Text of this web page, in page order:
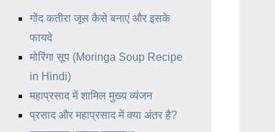
गोंद कतीरा जूस कैसे बनाएं और इसके
फायदे
मोरिंगा सूप (Moringa Soup Recipe
in Hindi)
महाप्रसाद में शामिल मुख्य व्यंजन
प्रसाद और महाप्रसाद में क्या अंतर है?